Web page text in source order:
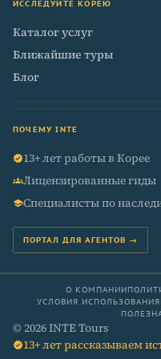
ИССЛЕДУЙТЕ КОРЕЮ
Каталог услуг
Ближайшие туры
Блог
ПОЧЕМУ INTE
verified13+ лет работы в Корее
groupsЛицензированные гиды
schoolСпециалисты по
ПОРТАЛ ДЛЯ АГЕНТОВ →
О КОМПАНИИ
УСЛОВИЯ ИСПОЛЬЗОВАНИЯ
© 2026 INTE Tours
verified13+ лет рассказываем